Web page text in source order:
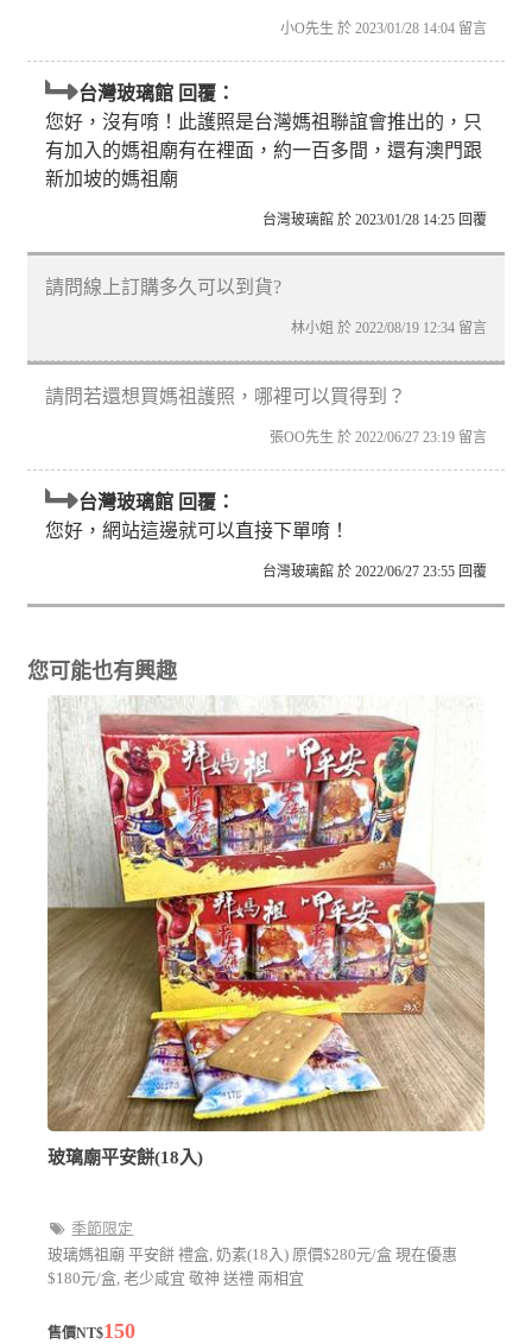
小O先生 於 2023/01/28 14:04 留言
台灣玻璃館 回覆：
您好，沒有唷！此護照是台灣媽祖聯誼會推出的，只
有加入的媽祖廟有在裡面，約一百多間，還有澳門跟
新加坡的媽祖廟
台灣玻璃館 於 2023/01/28 14:25 回覆
請問線上訂購多久可以到貨?
林小姐 於 2022/08/19 12:34 留言
請問若還想買媽祖護照，哪裡可以買得到？
張OO先生 於 2022/06/27 23:19 留言
台灣玻璃館 回覆：
您好，網站這邊就可以直接下單唷！
台灣玻璃館 於 2022/06/27 23:55 回覆
您可能也有興趣
玻璃廟平安餅(18入)
季節限定
玻璃媽祖廟 平安餅 禮盒, 奶素(18入) 原價$280元/盒 現在優惠
$180元/盒, 老少咸宜 敬神 送禮 兩相宜
售價NT$150